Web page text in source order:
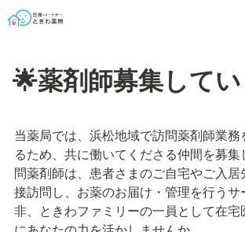
🌟薬剤師募集して
当薬局では、浜松地域で訪問薬剤師業
るため、共に働いてくださる仲間を募
問薬剤師は、患者さまのご自宅やご入居
接訪問し、お薬のお届け・管理を行うサ
非、ときわファミリーの一員として在宅